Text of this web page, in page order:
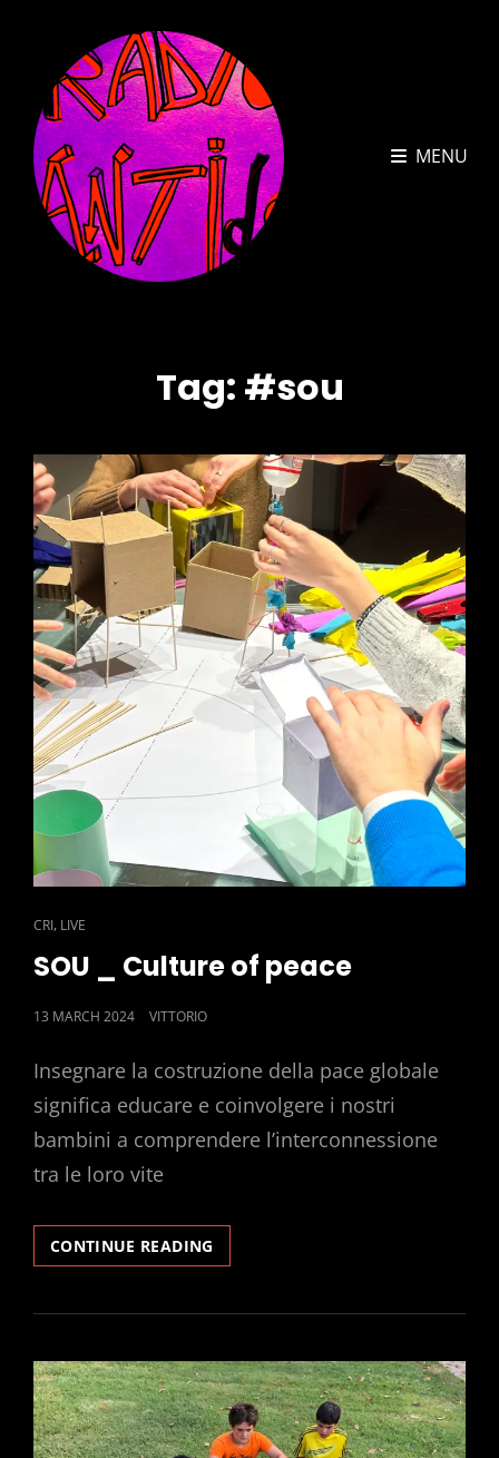
MENU
Tag: #sou
CAT
LINKS
CRI, LIVE
SOU _ Culture of peace
POSTED
13 MARCH 2024 VITTORIO
Insegnare la costruzione della pace globale
significa educare e coinvolgere i nostri
bambini a comprendere l’interconnessione
tra le loro vite
CONTINUE READING
_
OF